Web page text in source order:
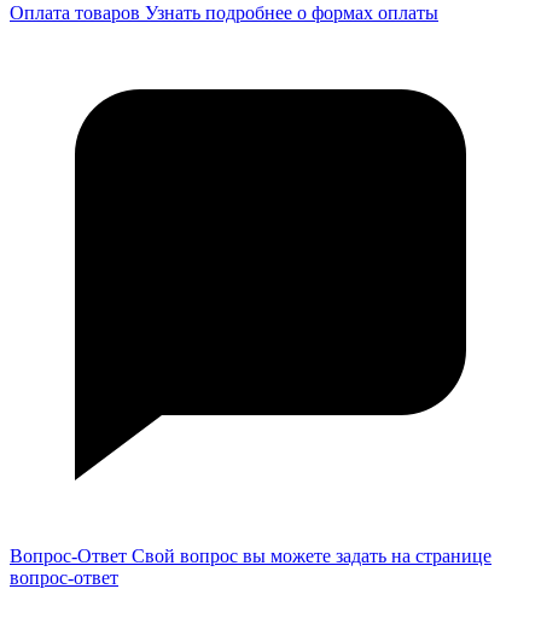
Оплата товаров Узнать подробнее о формах оплаты
Вопрос-Ответ Свой вопрос вы можете задать на странице
вопрос-ответ